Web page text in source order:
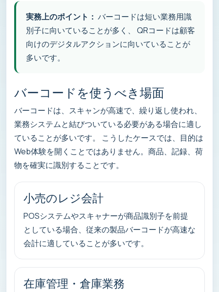
実務上のポイント： バーコードは短い業務用識
別子に向いていることが多く、 QRコードは顧客
向けのデジタルアクションに向いていることが
多いです。
バーコードを使うべき場面
バーコードは、スキャンが高速で、繰り返し使われ、
業務システムと結びついている必要がある場合に適し
ていることが多いです。 こうしたケースでは、目的は
Web体験を開くことではありません。商品、記録、荷
物を確実に識別することです。
小売のレジ会計
POSシステムやスキャナーが商品識別子を前提
としている場合、従来の製品バーコードが高速な
会計に適していることが多いです。
在庫管理・倉庫業務